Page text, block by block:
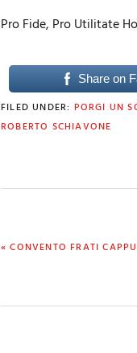
Pro Fide, Pro Utilitate
Share on
FILED UNDER: PORGI UN
ROBERTO SCHIAVONE
PREVIOUS
« CONVENTO FRATI